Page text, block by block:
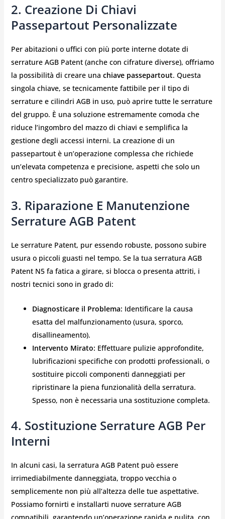
2. Creazione Di Chiavi
Passepartout Personalizzate
Per abitazioni o uffici con più porte interne dotate di
serrature AGB Patent (anche con cifrature diverse), offriamo
la possibilità di creare una chiave passepartout. Questa
singola chiave, se tecnicamente fattibile per il tipo di
serrature e cilindri AGB in uso, può aprire tutte le serrature
del gruppo. È una soluzione estremamente comoda che
riduce l’ingombro del mazzo di chiavi e semplifica la
gestione degli accessi interni. La creazione di un
passepartout è un’operazione complessa che richiede
un’elevata competenza e precisione, aspetti che solo un
centro specializzato può garantire.
3. Riparazione E Manutenzione
Serrature AGB Patent
Le serrature Patent, pur essendo robuste, possono subire
usura o piccoli guasti nel tempo. Se la tua serratura AGB
Patent N5 fa fatica a girare, si blocca o presenta attriti, i
nostri tecnici sono in grado di:
Diagnosticare il Problema: Identificare la causa
esatta del malfunzionamento (usura, sporco,
disallineamento).
Intervento Mirato: Effettuare pulizie approfondite,
lubrificazioni specifiche con prodotti professionali, o
sostituire piccoli componenti danneggiati per
ripristinare la piena funzionalità della serratura.
Spesso, non è necessaria una sostituzione completa.
4. Sostituzione Serrature AGB Per
Interni
In alcuni casi, la serratura AGB Patent può essere
irrimediabilmente danneggiata, troppo vecchia o
semplicemente non più all’altezza delle tue aspettative.
Possiamo fornirti e installarti nuove serrature AGB
compatibili, garantendo un’operazione rapida e pulita, con